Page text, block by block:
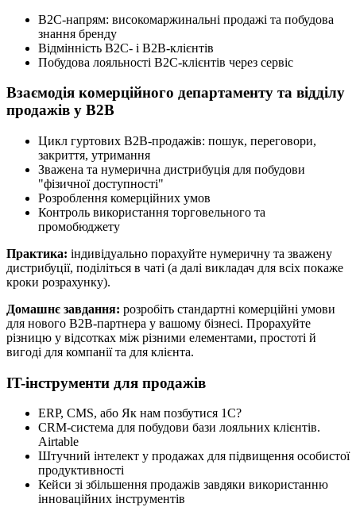
B2C-напрям: високомаржинальні продажі та побудова
знання бренду
Відмінність В2C- і В2B-клієнтів
Побудова лояльності B2C-клієнтів через сервіс
Взаємодія комерційного департаменту та відділу
продажів у B2B
Цикл гуртових B2B-продажів: пошук, переговори,
закриття, утримання
Зважена та нумерична дистрибуція для побудови
"фізичної доступності"
Розроблення комерційних умов
Контроль використання торговельного та
промобюджету
Практика: індивідуально порахуйте нумеричну та зважену
дистрибуції, поділіться в чаті (а далі викладач для всіх покаже
кроки розрахунку).
Домашнє завдання: розробіть стандартні комерційні умови
для нового B2B-партнера у вашому бізнесі. Прорахуйте
різницю у відсотках між різними елементами, простоті й
вигоді для компанії та для клієнта.
IT-інструменти для продажів
ERP, CMS, або Як нам позбутися 1С?
CRM-система для побудови бази лояльних клієнтів.
Airtable
Штучний інтелект у продажах для підвищення особистої
продуктивності
Кейси зі збільшення продажів завдяки використанню
інноваційних інструментів